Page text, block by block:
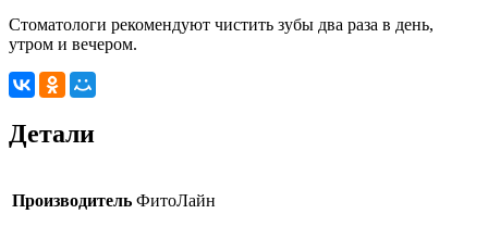
Стоматологи рекомендуют чистить зубы два раза в день,
утром и вечером.
Детали
Производитель ФитоЛайн